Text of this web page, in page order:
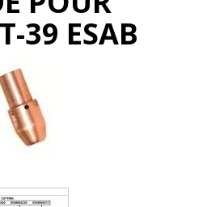
39 ESAB